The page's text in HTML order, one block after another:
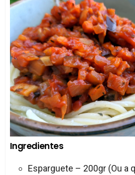
Ingredientes
Esparguete – 200gr (Ou a